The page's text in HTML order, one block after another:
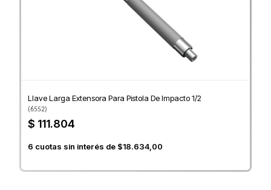
Llave Larga Extensora Para Pistola De Impacto 1/2
(6552)
$ 111.804
6 cuotas sin interés de $18.634,00